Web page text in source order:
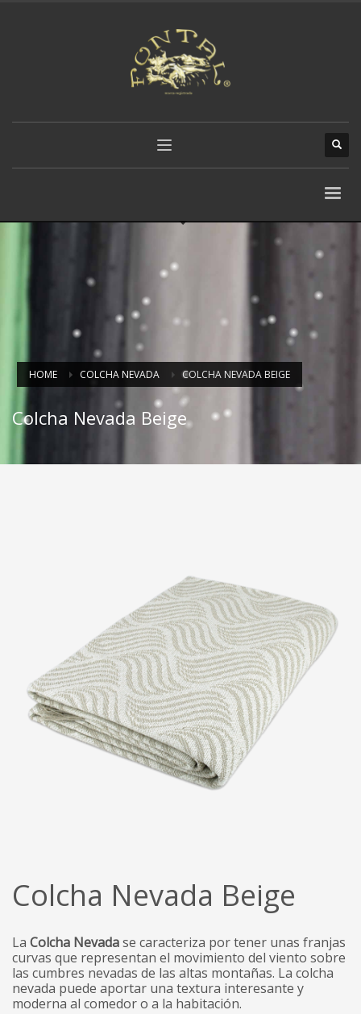
HOME COLCHA NEVADA COLCHA NEVADA BEIGE
Colcha Nevada Beige
Colcha Nevada Beige
La Colcha Nevadase caracteriza por tener unas franjas
curvas que representan el movimiento del viento sobre
las cumbres nevadas de las altas montañas. La colcha
nevada puede aportar una textura interesante y
moderna al comedor o a la habitación.